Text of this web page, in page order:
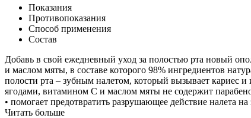
Показания
Противопоказания
Способ применения
Состав
Добавь в свой ежедневный уход за полостью рта новый
и маслом мяты, в составе которого 98% ингредиентов
полости рта – зубным налетом, который вызывает кариес
ягодами, витамином С и маслом мяты не содержит
• помогает предотвратить разрушающее действие налета
Читать больше